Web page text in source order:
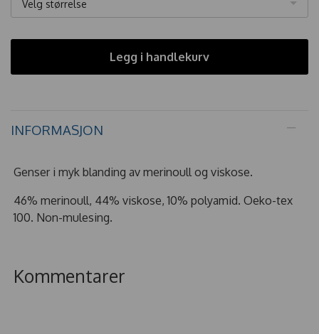
Velg størrelse
Legg i handlekurv
INFORMASJON
Genser i myk blanding av merinoull og viskose.
46% merinoull, 44% viskose, 10% polyamid. Oeko-tex
100. Non-mulesing.
Kommentarer